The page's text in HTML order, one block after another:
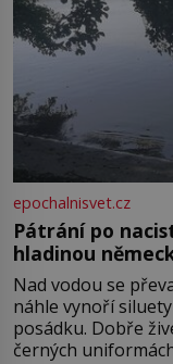
epochalnisvet.cz
Pátrání po
hladinou
Nad vodou se
náhle vynoří
posádku. Dobře
černých